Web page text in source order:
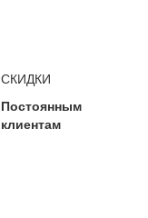
СКИДКИ
Постоянным
клиентам